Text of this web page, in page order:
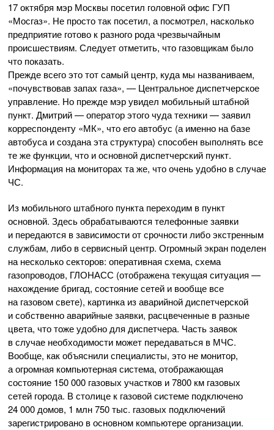
17 октября мэр Москвы посетил головной офис ГУП
«Мосгаз». Не просто так посетил, а посмотрел, насколько
предприятие готово к разного рода чрезвычайным
происшествиям. Следует отметить, что газовщикам было
что показать.
Прежде всего это тот самый центр, куда мы названиваем,
«почувствовав запах газа», — Центральное диспетчерское
управление. Но прежде мэр увидел мобильный штабной
пункт. Дмитрий — оператор этого чуда техники — заявил
корреспонденту «МК», что его автобус (а именно на базе
автобуса и создана эта структура) способен выполнять все
те же функции, что и основной диспетчерский пункт.
Информация на мониторах та же, что очень удобно в случае
ЧС.
Из мобильного штабного пункта переходим в пункт
основной. Здесь обрабатываются телефонные заявки
и передаются в зависимости от срочности либо экстренным
службам, либо в сервисный центр. Огромный экран поделен
на несколько секторов: оперативная схема, схема
газопроводов, ГЛОНАСС (отображена текущая ситуация —
нахождение бригад, состояние сетей и вообще все
на газовом свете), картинка из аварийной диспетчерской
и собственно аварийные заявки, расцвеченные в разные
цвета, что тоже удобно для диспетчера. Часть заявок
в случае необходимости может передаваться в МЧС.
Вообще, как объяснили специалисты, это не монитор,
а огромная компьютерная система, отображающая
состояние 150 000 газовых участков и 7800 км газовых
сетей города. В столице к газовой системе подключено
24 000 домов, 1 млн 750 тыс. газовых подключений
зарегистрировано в основном компьютере организации.